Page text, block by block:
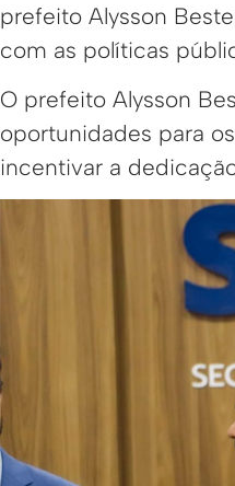
prefeito Alysson
com as políticas
O prefeito Alysson
oportunidades para
incentivar a